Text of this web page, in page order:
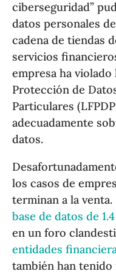
ciberseguridad”
datos personales
cadena de tiendas
servicios
empresa ha violado
Protección de
Particulares
adecuadamente
datos.
los casos de
terminan a la
base de datos de
en un foro
entidades
también han